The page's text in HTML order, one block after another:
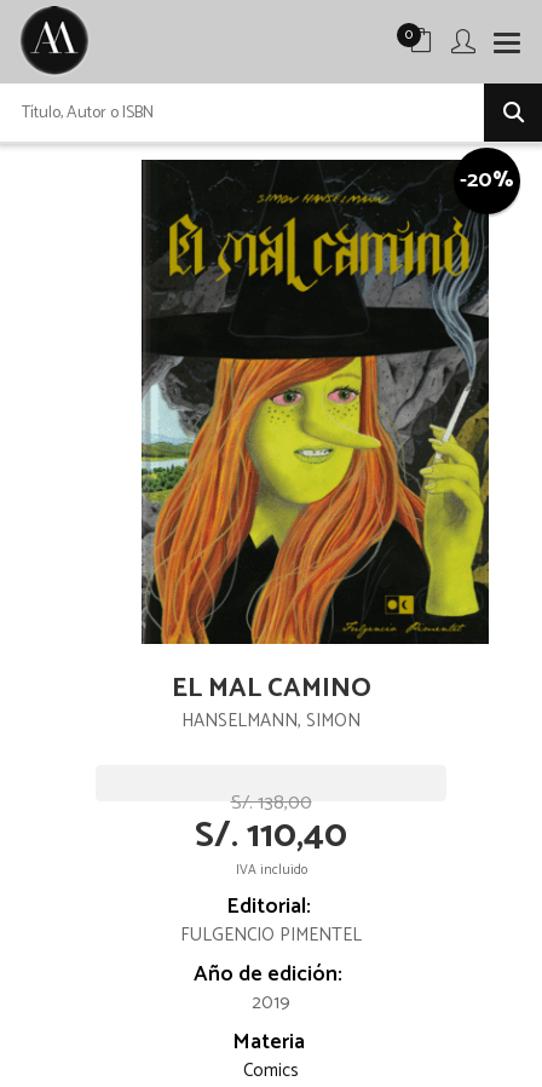
0
-20%
EL MAL CAMINO
HANSELMANN, SIMON
S/. 138,00
S/. 110,40
IVA incluido
Editorial:
FULGENCIO PIMENTEL
Año de edición:
2019
Materia
Comics